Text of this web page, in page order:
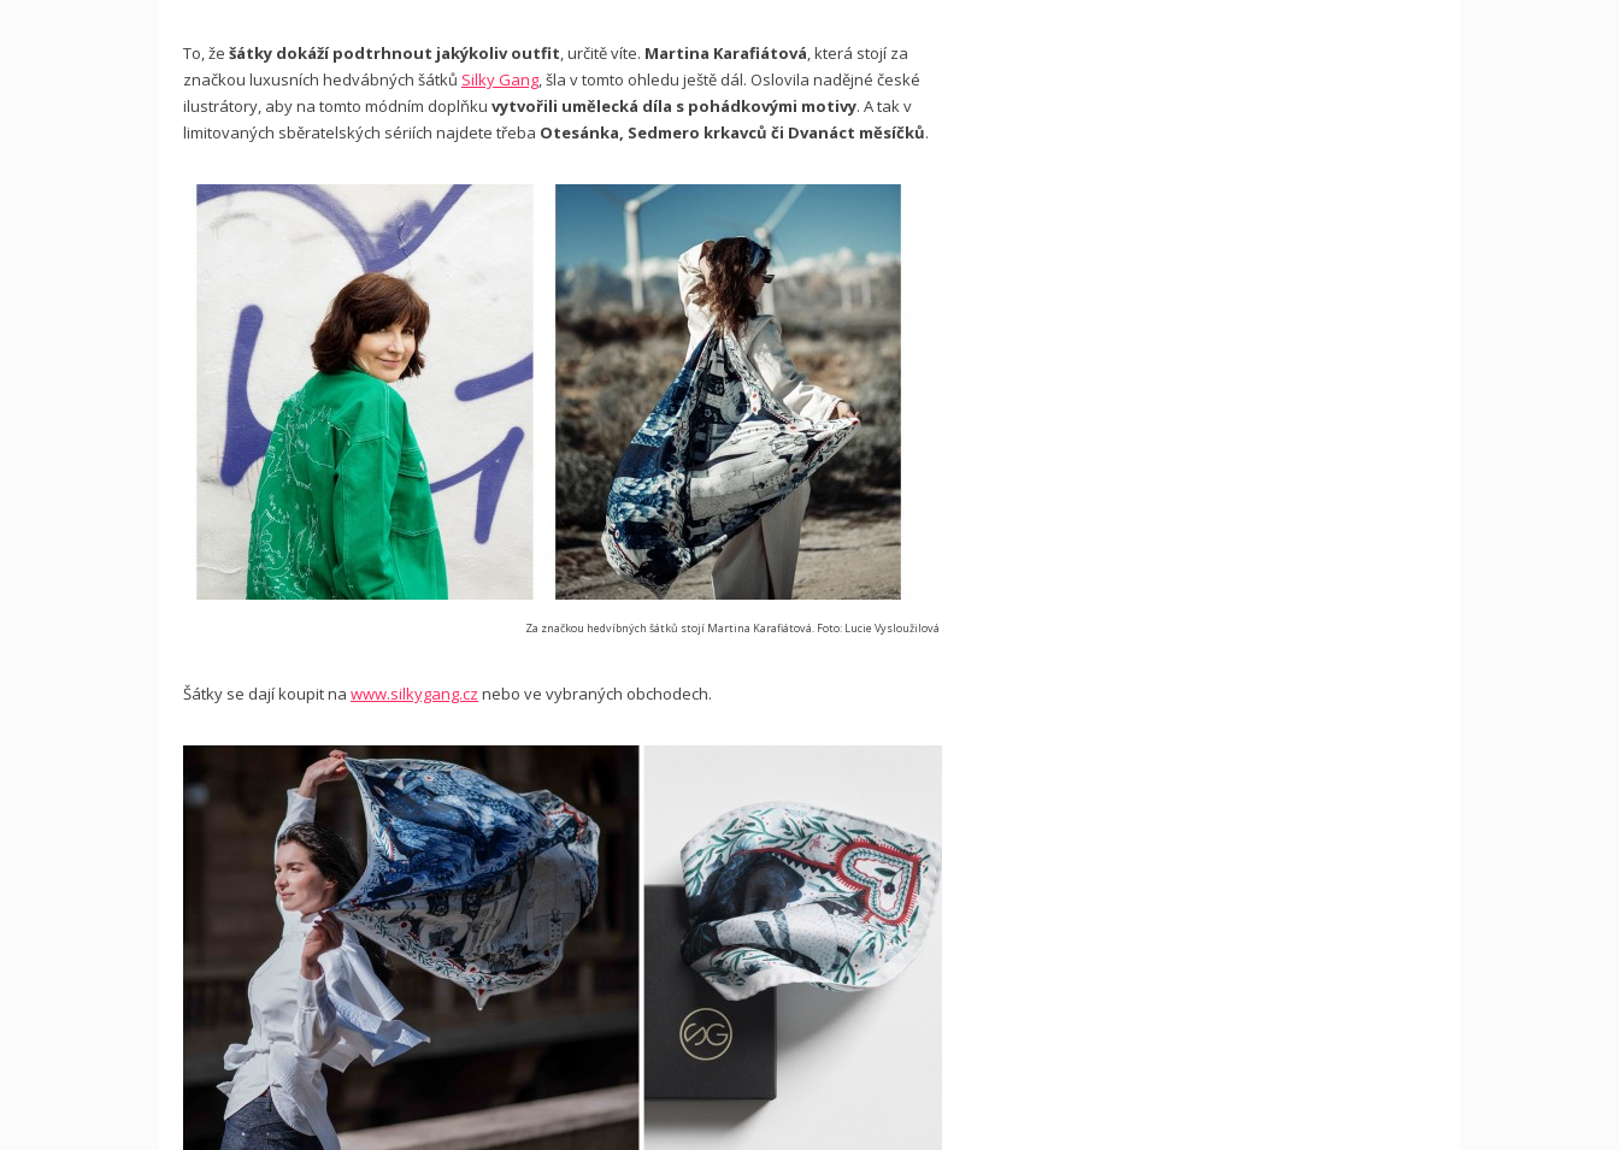
To, že šátky dokáží podtrhnout jakýkoliv outfit, určitě víte. Martina Karafiátová, která stojí za
značkou luxusních hedvábných šátků Silky Gang, šla v tomto ohledu ještě dál. Oslovila nadějné české
ilustrátory, aby na tomto módním doplňku vytvořili umělecká díla s pohádkovými motivy. A tak v
limitovaných sběratelských sériích najdete třeba Otesánka, Sedmero krkavců či Dvanáct měsíčků.
Za značkou hedvíbných šátků stojí Martina Karafiátová. Foto: Lucie Vysloužilová
Šátky se dají koupit na www.silkygang.cz nebo ve vybraných obchodech.